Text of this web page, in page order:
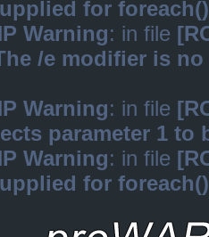
for foreach()
Warning: in file
/e modifier is
Warning: in file
parameter 1 to
Warning: in file
for foreach()